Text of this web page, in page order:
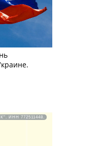
ИНН 772511448.